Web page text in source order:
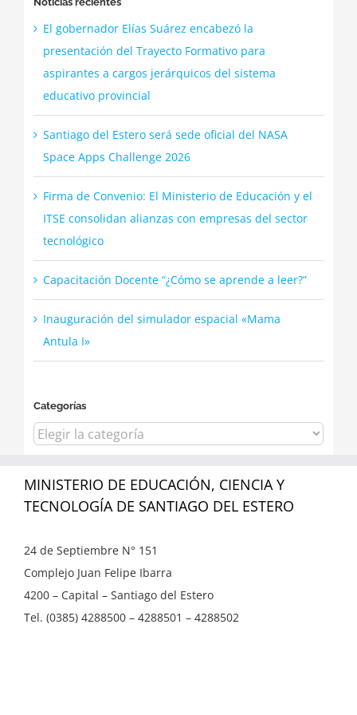
El gobernador Elías Suárez encabezó la
presentación del Trayecto Formativo para
aspirantes a cargos jerárquicos del sistema
educativo provincial
Santiago del Estero será sede oficial del NASA
Space Apps Challenge 2026
Firma de Convenio: El Ministerio de Educación y el
ITSE consolidan alianzas con empresas del sector
tecnológico
Capacitación Docente “¿Cómo se aprende a leer?”
Inauguración del simulador espacial «Mama
Antula I»
Categorías
Categorías
MINISTERIO DE EDUCACIÓN, CIENCIA Y
TECNOLOGÍA DE SANTIAGO DEL ESTERO
24 de Septiembre N° 151
Complejo Juan Felipe Ibarra
4200 – Capital – Santiago del Estero
Tel. (0385) 4288500 – 4288501 – 4288502